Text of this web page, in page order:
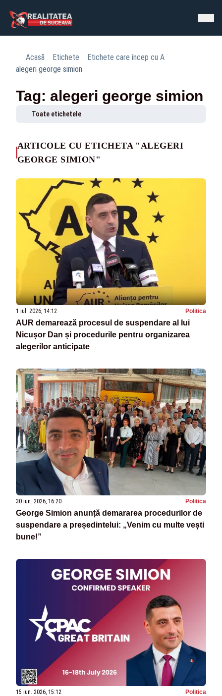
Acasă Etichete
Etichete care încep cu A
alegeri george simion
Tag: alegeri george simion
Toate etichetele
ARTICOLE CU ETICHETA "ALEGERI
GEORGE SIMION"
1 iul. 2026, 14:12 Politica
AUR demarează procesul de suspendare al lui
Nicușor Dan și procedurile pentru organizarea
alegerilor anticipate
30 iun. 2026, 16:20 Politica
George Simion anunță demararea procedurilor de
suspendare a președintelui: „Venim cu multe vești
bune!”
15 iun. 2026, 15:12 Politica